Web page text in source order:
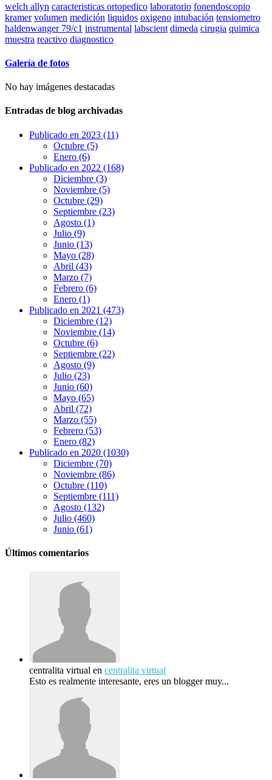
welch allyn caracteristicas ortopedico laboratorio fonendoscopio
kramer volumen medición liquidos oxigeno intubación tensiometro
haldenwanger 79/c1 instrumental labscient dimeda cirugia quimica
muestra reactivo diagnostico
Galería de fotos
No hay imágenes destacadas
Entradas de blog archivadas
Publicado en 2023 (11)
Octubre (5)
Enero (6)
Publicado en 2022 (168)
Diciembre (3)
Noviembre (5)
Octubre (29)
Septiembre (23)
Agosto (1)
Julio (9)
Junio (13)
Mayo (28)
Abril (43)
Marzo (7)
Febrero (6)
Enero (1)
Publicado en 2021 (473)
Diciembre (12)
Noviembre (14)
Octubre (6)
Septiembre (22)
Agosto (9)
Julio (23)
Junio (60)
Mayo (65)
Abril (72)
Marzo (55)
Febrero (53)
Enero (82)
Publicado en 2020 (1030)
Diciembre (70)
Noviembre (86)
Octubre (110)
Septiembre (111)
Agosto (132)
Julio (460)
Junio (61)
Últimos comentarios
centralita virtual en centralita virtual
Esto es realmente interesante, eres un blogger muy...